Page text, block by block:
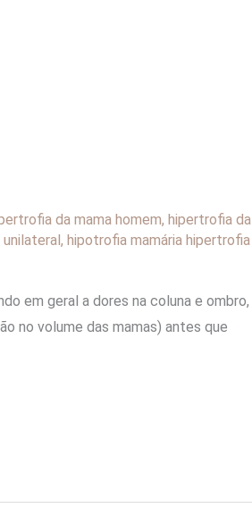
da mama homem, hipertrofia da
, hipotrofia mamária hipertrofia
em geral a dores na coluna e ombro,
no volume das mamas) antes que